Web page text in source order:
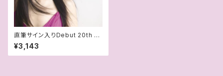
直筆サイン入りDebut 20th An
niversary Album『Alltime B
est』
¥3,143